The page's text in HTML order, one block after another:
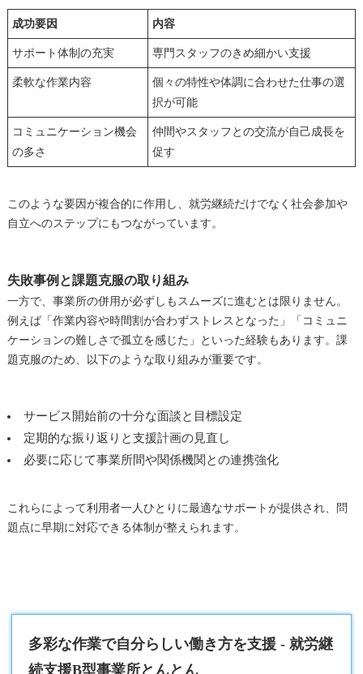
成功要因 内容
サポート体制の充実 専門スタッフのきめ細かい支援
柔軟な作業内容
個々の特性や体調に合わせた仕事の選
択が可能
コミュニケーション機会
の多さ
仲間やスタッフとの交流が自己成長を
促す
このような要因が複合的に作用し、就労継続だけでなく社会参加や
自立へのステップにもつながっています。
失敗事例と課題克服の取り組み
一方で、事業所の併用が必ずしもスムーズに進むとは限りません。
例えば「作業内容や時間割が合わずストレスとなった」「コミュニ
ケーションの難しさで孤立を感じた」といった経験もあります。課
題克服のため、以下のような取り組みが重要です。
サービス開始前の十分な面談と目標設定
定期的な振り返りと支援計画の見直し
必要に応じて事業所間や関係機関との連携強化
これらによって利用者一人ひとりに最適なサポートが提供され、問
題点に早期に対応できる体制が整えられます。
多彩な作業で自分らしい働き方を支援 - 就労継
続支援B型事業所とんとん